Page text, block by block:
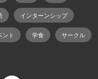
インターンシップ
ント 学食 サークル